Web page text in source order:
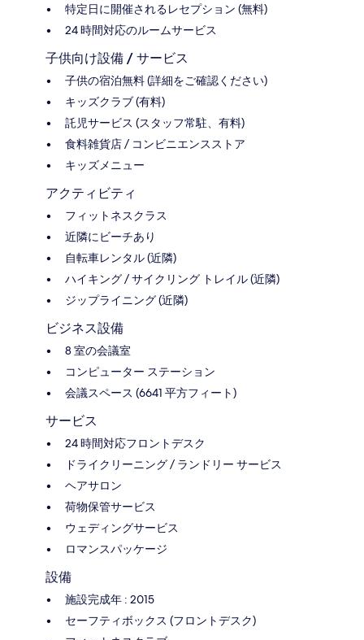
特定日に開催されるレセプション (無料)
24 時間対応のルームサービス
子供向け設備 / サービス
子供の宿泊無料 (詳細をご確認ください)
キッズクラブ (有料)
託児サービス (スタッフ常駐、有料)
食料雑貨店 / コンビニエンスストア
キッズメニュー
アクティビティ
フィットネスクラス
近隣にビーチあり
自転車レンタル (近隣)
ハイキング / サイクリング トレイル (近隣)
ジップライニング (近隣)
ビジネス設備
8 室の会議室
コンピューター ステーション
会議スペース (6641 平方フィート)
サービス
24 時間対応フロントデスク
ドライクリーニング / ランドリー サービス
ヘアサロン
荷物保管サービス
ウェディングサービス
ロマンスパッケージ
設備
施設完成年 : 2015
セーフティボックス (フロントデスク)